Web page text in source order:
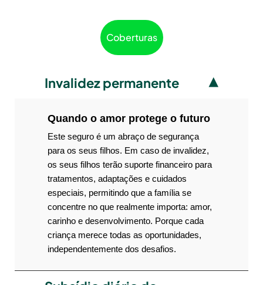
Coberturas
Invalidez permanente
Quando o amor protege o futuro
Este seguro é um abraço de segurança
para os seus filhos. Em caso de invalidez,
os seus filhos terão suporte financeiro para
tratamentos, adaptações e cuidados
especiais, permitindo que a família se
concentre no que realmente importa: amor,
carinho e desenvolvimento. Porque cada
criança merece todas as oportunidades,
independentemente dos desafios.